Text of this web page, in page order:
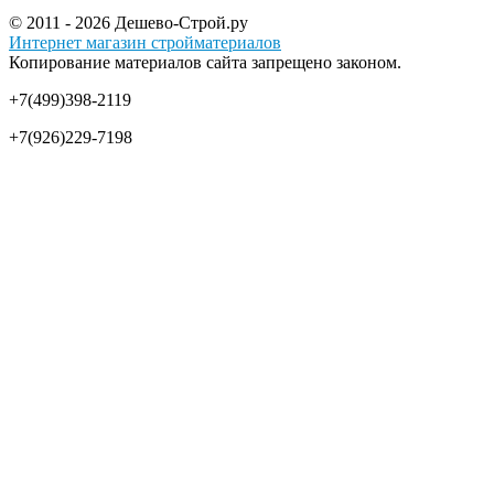
© 2011 - 2026 Дешево-Строй.ру
Интернет магазин стройматериалов
Копирование материалов сайта запрещено законом.
+7(499)398-2119
+7(926)229-7198